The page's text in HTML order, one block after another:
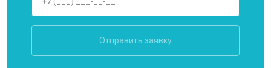
Отправить заявку